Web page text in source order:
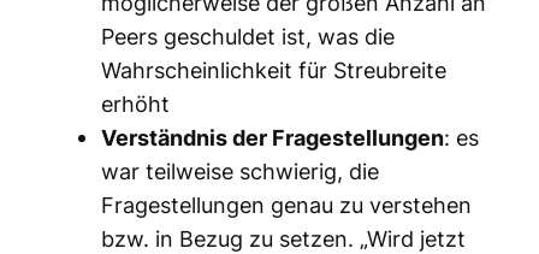
Peers geschuldet ist, was die
Wahrscheinlichkeit für Streubreite
erhöht
Verständnis der Fragestellungen: es
war teilweise schwierig, die
Fragestellungen genau zu verstehen
bzw. in Bezug zu setzen. „Wird jetzt